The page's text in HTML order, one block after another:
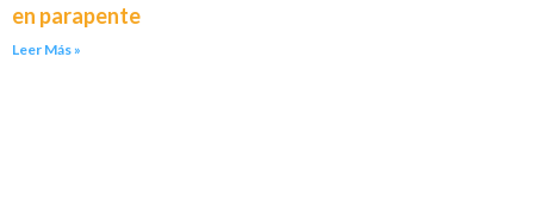
en parapente
Leer Más »